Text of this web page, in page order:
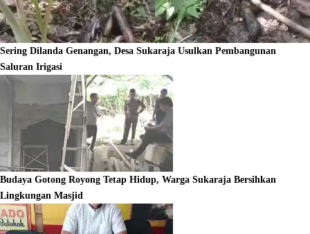
Sering Dilanda Genangan, Desa Sukaraja Usulkan Pembangunan
Saluran Irigasi
Budaya Gotong Royong Tetap Hidup, Warga Sukaraja Bersihkan
Lingkungan Masjid